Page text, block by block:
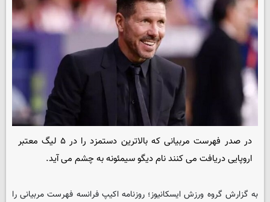
در صدر فهرست مربیانی که بالاترین دستمزد را در ۵ لیگ معتبر
اروپایی دریافت می کنند نام دیگو سیمئونه به چشم می آید.
به گزارش گروه ورزش ایسکانیوز؛ روزنامه اکیپ فرانسه فهرست مربیانی را